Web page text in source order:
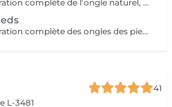
Ce service comprend la préparation complète de l'ongle naturel, suivie de l'application du vernis semi-permanent avec french ou babyboomer de votre choix. Le soin inclut également: - Travail des cuticules pour une finition soignée, - Hydratation et légère exfoliation des mains pour un toucher doux et agréable. Idéal pour des ongles impeccables et brillants pendant 2 à 3 semaines, sans écailles ni retouche.
Ce service comprend la préparation complète des ongles des pieds, suivie de l'application du vernis semi-permanent dans la couleur de votre choix. Le soin inclut également: - Travail des cuticules, - Hydratation et légère exfoliation pour des pieds doux et soignées. Idéal pour des ongles de pieds nets et brillants pendant 4 à 6 semaines.
41
L-3481